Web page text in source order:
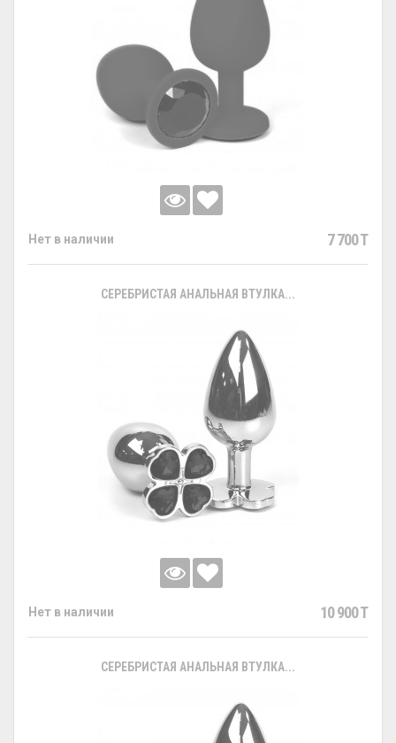
Нет в наличии 7 700 T
СЕРЕБРИСТАЯ АНАЛЬНАЯ ВТУЛКА...
Нет в наличии 10 900 T
СЕРЕБРИСТАЯ АНАЛЬНАЯ ВТУЛКА...